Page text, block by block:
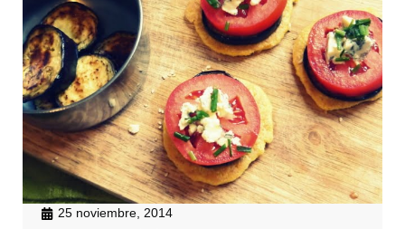
25 noviembre, 2014